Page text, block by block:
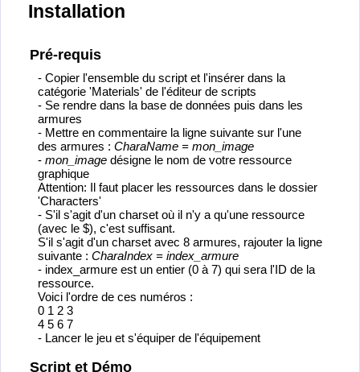
Installation
Pré-requis
- Copier l'ensemble du script et l'insérer dans la
catégorie 'Materials' de l'éditeur de scripts
- Se rendre dans la base de données puis dans les
armures
- Mettre en commentaire la ligne suivante sur l'une
des armures : CharaName = mon_image
- mon_imagedésigne le nom de votre ressource
graphique
Attention: Il faut placer les ressources dans le dossier
'Characters'
- S'il s'agit d'un charset où il n'y a qu'une ressource
(avec le $), c'est suffisant.
S'il s'agit d'un charset avec 8 armures, rajouter la ligne
suivante : CharaIndex = index_armure
- index_armure est un entier (0 à 7) qui sera l'ID de la
ressource.
Voici l'ordre de ces numéros :
0 1 2 3
4 5 6 7
- Lancer le jeu et s'équiper de l'équipement
Script et Démo